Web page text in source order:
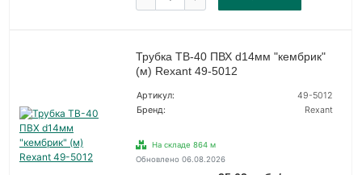
Трубка ТВ-40 ПВХ d14мм "кембрик"
(м) Rexant 49-5012
Артикул:
49-5012
Бренд:
Rexant
На складе 864 м
Обновлено 06.08.2026